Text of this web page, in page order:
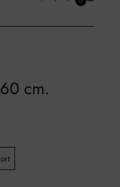
cm.